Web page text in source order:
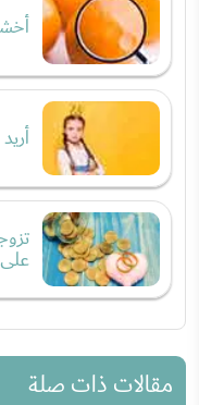
مقالات ذات صلة